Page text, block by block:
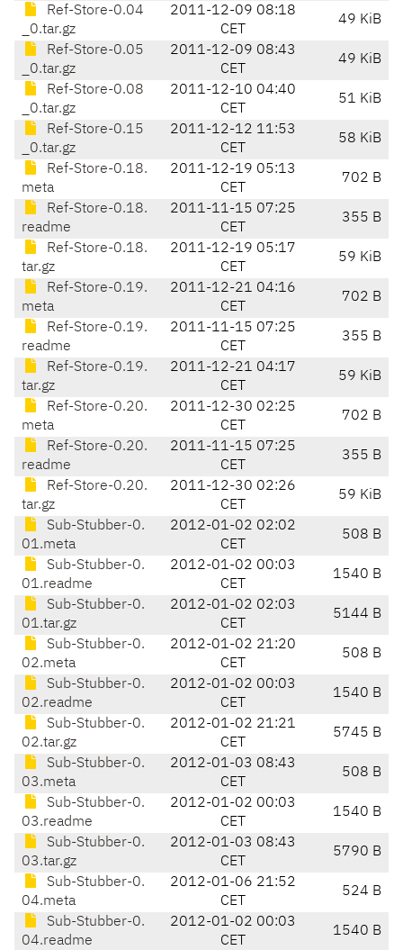
Ref-Store-0.04
_0.tar.gz
2011-12-09 08:18
CET
49 KiB
Ref-Store-0.05
_0.tar.gz
2011-12-09 08:43
CET
49 KiB
Ref-Store-0.08
_0.tar.gz
2011-12-10 04:40
CET
51 KiB
Ref-Store-0.15
_0.tar.gz
2011-12-12 11:53
CET
58 KiB
Ref-Store-0.18.
meta
2011-12-19 05:13
CET
702 B
Ref-Store-0.18.
readme
2011-11-15 07:25
CET
355 B
Ref-Store-0.18.
tar.gz
2011-12-19 05:17
CET
59 KiB
Ref-Store-0.19.
meta
2011-12-21 04:16
CET
702 B
Ref-Store-0.19.
readme
2011-11-15 07:25
CET
355 B
Ref-Store-0.19.
tar.gz
2011-12-21 04:17
CET
59 KiB
Ref-Store-0.20.
meta
2011-12-30 02:25
CET
702 B
Ref-Store-0.20.
readme
2011-11-15 07:25
CET
355 B
Ref-Store-0.20.
tar.gz
2011-12-30 02:26
CET
59 KiB
Sub-Stubber-0.
01.meta
2012-01-02 02:02
CET
508 B
Sub-Stubber-0.
01.readme
2012-01-02 00:03
CET
1540 B
Sub-Stubber-0.
01.tar.gz
2012-01-02 02:03
CET
5144 B
Sub-Stubber-0.
02.meta
2012-01-02 21:20
CET
508 B
Sub-Stubber-0.
02.readme
2012-01-02 00:03
CET
1540 B
Sub-Stubber-0.
02.tar.gz
2012-01-02 21:21
CET
5745 B
Sub-Stubber-0.
03.meta
2012-01-03 08:43
CET
508 B
Sub-Stubber-0.
03.readme
2012-01-02 00:03
CET
1540 B
Sub-Stubber-0.
03.tar.gz
2012-01-03 08:43
CET
5790 B
Sub-Stubber-0.
04.meta
2012-01-06 21:52
CET
524 B
Sub-Stubber-0.
04.readme
2012-01-02 00:03
CET
1540 B